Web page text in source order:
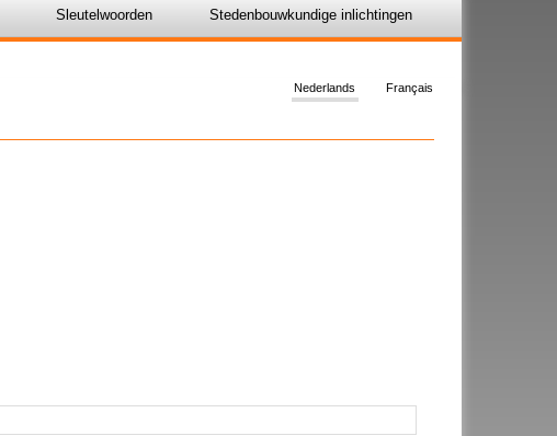
Sleutelwoorden Stedenbouwkundige inlichtingen
Français
Nederlands